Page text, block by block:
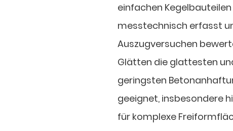
einfachen
messtechnisch erfasst
Auszugversuchen
Glätten die glattesten
geringsten
geeignet, insbesondere
für komplexe